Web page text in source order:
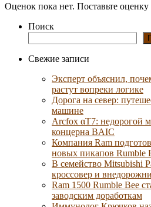
Оценок пока нет. Поставьте
Поиск
Свежие записи
Эксперт объяснил,
растут вопреки логике
Дорога на север:
машине
Arcfox αT7: недорогой
концерна BAIC
Компания Ram
новых пикапов Rumble
В семейство Mitsubishi
кроссовер и
Ram 1500 Rumble Bee
заводским доработкам